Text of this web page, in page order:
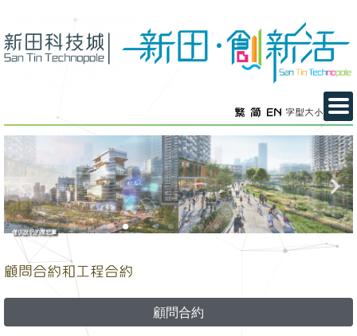
繁 简 EN 字型大小
僅供說明的構想圖
顧問合約和工程合約
顧問合約